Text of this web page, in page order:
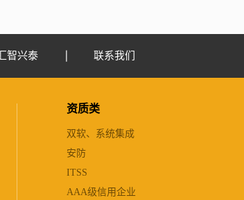
智兴泰 联系我们
资质类
双软、系统集成
安防
ITSS
AAA级信用企业